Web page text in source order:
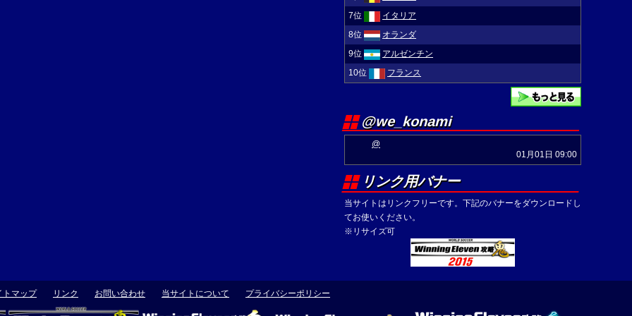
7位
イタリア
8位
オランダ
9位
アルゼンチン
10位
フランス
@we_konami
@
01月01日 09:00
リンク用バナー
当サイトはリンクフリーです。下記のバナーをダウンロードし
てお使いください。
※リサイズ可
トマップ リンク お問い合わせ 当サイトについて プライバシーポリシー